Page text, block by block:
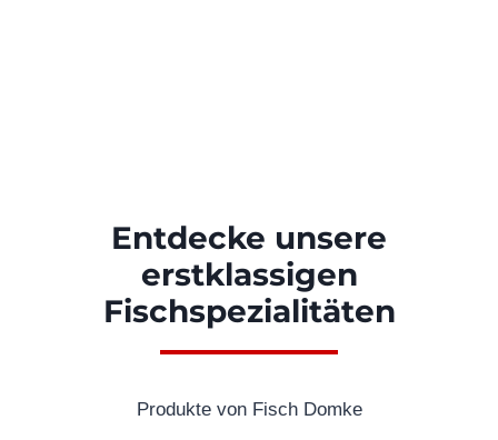
Entdecke unsere
erstklassigen
Fischspezialitäten
Produkte von Fisch Domke